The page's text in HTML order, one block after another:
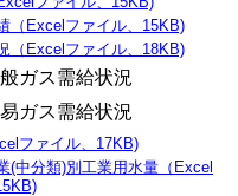
（Excelファイル、15KB)
（Excelファイル、18KB)
需給状況
需給状況
ファイル、17KB)
(中分類)別工業用水量（Excel